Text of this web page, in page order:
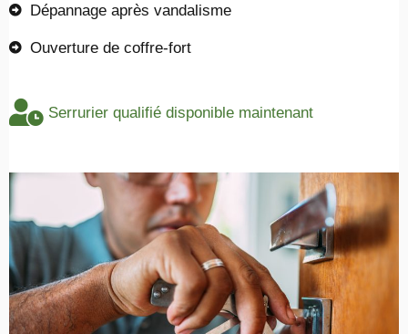
Dépannage après vandalisme
Ouverture de coffre-fort
Serrurier qualifié disponible maintenant